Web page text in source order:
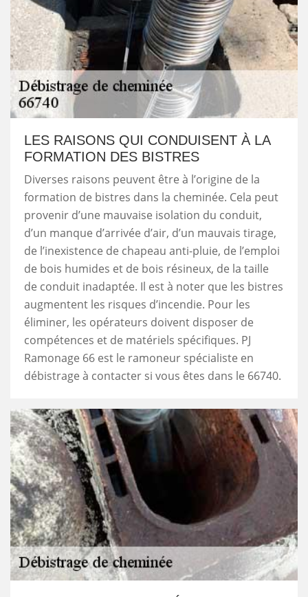
LES RAISONS QUI CONDUISENT À LA
FORMATION DES BISTRES
Diverses raisons peuvent être à l’origine de la
formation de bistres dans la cheminée. Cela peut
provenir d’une mauvaise isolation du conduit,
d’un manque d’arrivée d’air, d’un mauvais tirage,
de l’inexistence de chapeau anti-pluie, de l’emploi
de bois humides et de bois résineux, de la taille
de conduit inadaptée. Il est à noter que les bistres
augmentent les risques d’incendie. Pour les
éliminer, les opérateurs doivent disposer de
compétences et de matériels spécifiques. PJ
Ramonage 66 est le ramoneur spécialiste en
débistrage à contacter si vous êtes dans le 66740.